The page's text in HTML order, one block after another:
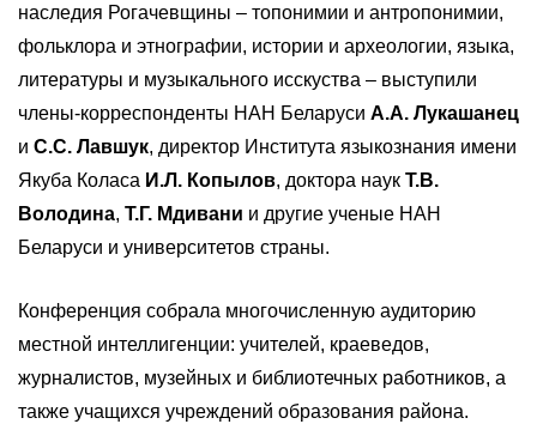
наследия Рогачевщины – топонимии и антропонимии,
фольклора и этнографии, истории и археологии, языка,
литературы и музыкального исскуства – выступили
члены-корреспонденты НАН Беларуси А.А. Лукашанец
и С.С. Лавшук, директор Института языкознания имени
Якуба Коласа И.Л. Копылов, доктора наук Т.В.
Володина, Т.Г. Мдивани и другие ученые НАН
Беларуси и университетов страны.
Конференция собрала многочисленную аудиторию
местной интеллигенции: учителей, краеведов,
журналистов, музейных и библиотечных работников, а
также учащихся учреждений образования района.